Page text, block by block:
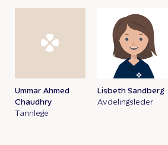
Ummar Ahmed
Chaudhry
Tannlege
Lisbeth Sandberg
Avdelingsleder